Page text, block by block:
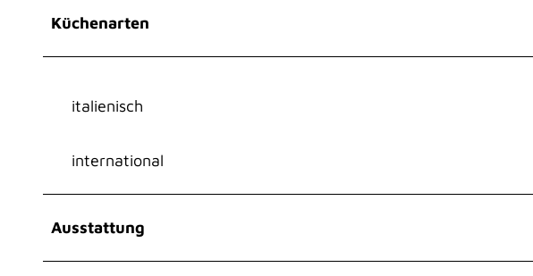
Küchenarten
italienisch
international
Ausstattung